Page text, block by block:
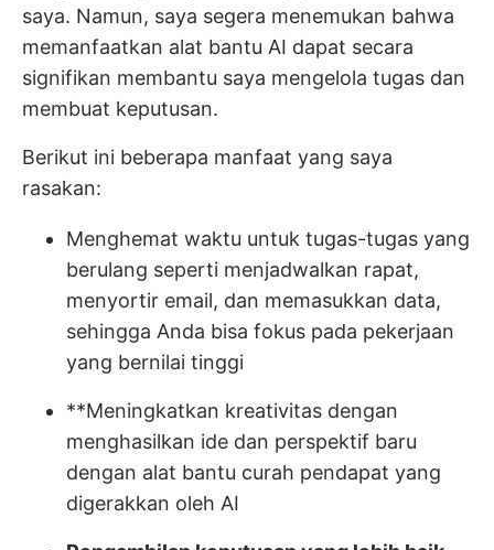
saya. Namun, saya segera menemukan bahwa
memanfaatkan alat bantu AI dapat secara
signifikan membantu saya mengelola tugas dan
membuat keputusan.
Berikut ini beberapa manfaat yang saya
rasakan:
Menghemat waktu untuk tugas-tugas yang
berulang seperti menjadwalkan rapat,
menyortir email, dan memasukkan data,
sehingga Anda bisa fokus pada pekerjaan
yang bernilai tinggi
**Meningkatkan kreativitas dengan
menghasilkan ide dan perspektif baru
dengan alat bantu curah pendapat yang
digerakkan oleh AI